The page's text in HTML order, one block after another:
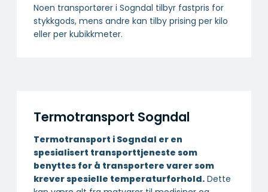
Noen transportører i Sogndal tilbyr fastpris for
stykkgods, mens andre kan tilby prising per kilo
eller per kubikkmeter.
Termotransport Sogndal
Termotransport i Sogndal er en
spesialisert transport­tjeneste som
benyttes for å transportere varer som
krever spesielle temperatur­forhold. Dette